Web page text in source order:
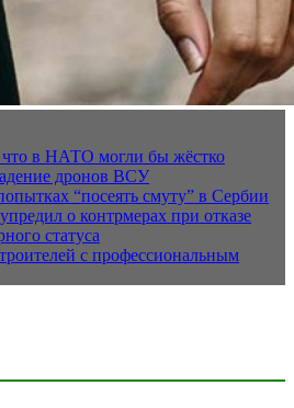
в НАТО могли бы жёстко
дронов ВСУ
“посеять смуту” в Сербии
о контрмерах при отказе
статуса
с профессиональным